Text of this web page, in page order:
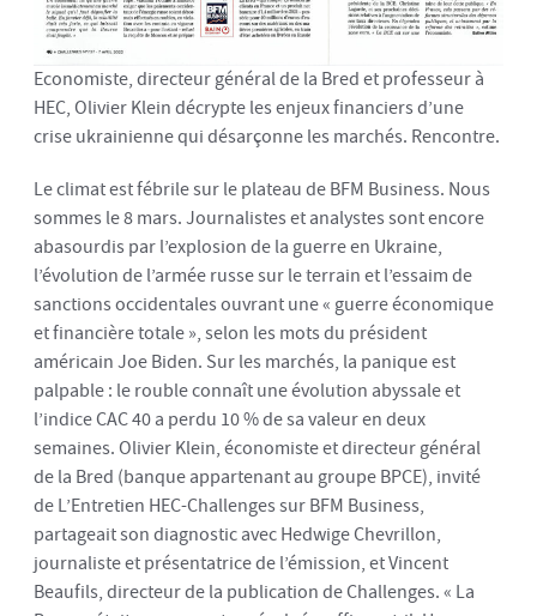
Economiste, directeur général de la Bred et professeur à
HEC, Olivier Klein décrypte les enjeux financiers d’une
crise ukrainienne qui désarçonne les marchés. Rencontre.
Le climat est fébrile sur le plateau de BFM Business. Nous
sommes le 8 mars. Journalistes et analystes sont encore
abasourdis par l’explosion de la guerre en Ukraine,
l’évolution de l’armée russe sur le terrain et l’essaim de
sanctions occidentales ouvrant une « guerre économique
et financière totale », selon les mots du président
américain Joe Biden. Sur les marchés, la panique est
palpable : le rouble connaît une évolution abyssale et
l’indice CAC 40 a perdu 10 % de sa valeur en deux
semaines. Olivier Klein, économiste et directeur général
de la Bred (banque appartenant au groupe BPCE), invité
de L’Entretien HEC-Challenges sur BFM Business,
partageait son diagnostic avec Hedwige Chevrillon,
journaliste et présentatrice de l’émission, et Vincent
Beaufils, directeur de la publication de Challenges. « La